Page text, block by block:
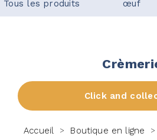
Tous les produits œuf
Click and
Accueil > Boutique en ligne >